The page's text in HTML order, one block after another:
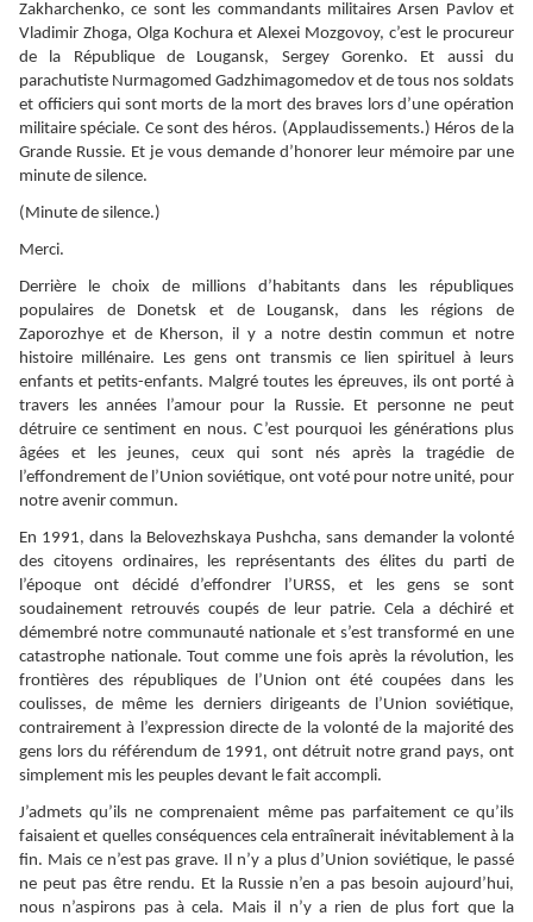
Zakharchenko, ce sont les commandants militaires Arsen Pavlov et
Vladimir Zhoga, Olga Kochura et Alexei Mozgovoy, c’est le procureur
de la République de Lougansk, Sergey Gorenko. Et aussi du
parachutiste Nurmagomed Gadzhimagomedov et de tous nos soldats
et officiers qui sont morts de la mort des braves lors d’une opération
militaire spéciale. Ce sont des héros. (Applaudissements.) Héros de la
Grande Russie. Et je vous demande d’honorer leur mémoire par une
minute de silence.
(Minute de silence.)
Merci.
Derrière le choix de millions d’habitants dans les républiques
populaires de Donetsk et de Lougansk, dans les régions de
Zaporozhye et de Kherson, il y a notre destin commun et notre
histoire millénaire. Les gens ont transmis ce lien spirituel à leurs
enfants et petits-enfants. Malgré toutes les épreuves, ils ont porté à
travers les années l’amour pour la Russie. Et personne ne peut
détruire ce sentiment en nous. C’est pourquoi les générations plus
âgées et les jeunes, ceux qui sont nés après la tragédie de
l’effondrement de l’Union soviétique, ont voté pour notre unité, pour
notre avenir commun.
En 1991, dans la Belovezhskaya Pushcha, sans demander la volonté
des citoyens ordinaires, les représentants des élites du parti de
l’époque ont décidé d’effondrer l’URSS, et les gens se sont
soudainement retrouvés coupés de leur patrie. Cela a déchiré et
démembré notre communauté nationale et s’est transformé en une
catastrophe nationale. Tout comme une fois après la révolution, les
frontières des républiques de l’Union ont été coupées dans les
coulisses, de même les derniers dirigeants de l’Union soviétique,
contrairement à l’expression directe de la volonté de la majorité des
gens lors du référendum de 1991, ont détruit notre grand pays, ont
simplement mis les peuples devant le fait accompli.
J’admets qu’ils ne comprenaient même pas parfaitement ce qu’ils
faisaient et quelles conséquences cela entraînerait inévitablement à la
fin. Mais ce n’est pas grave. Il n’y a plus d’Union soviétique, le passé
ne peut pas être rendu. Et la Russie n’en a pas besoin aujourd’hui,
nous n’aspirons pas à cela. Mais il n’y a rien de plus fort que la